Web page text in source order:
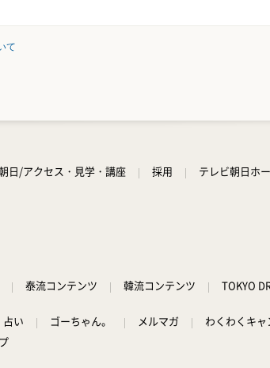
て
日/アクセス・見学・講座 採用 テレビ朝日ホ
泰流コンテンツ 韓流コンテンツ TOKYO
占い ゴーちゃん。 メルマガ
わくわくキャ